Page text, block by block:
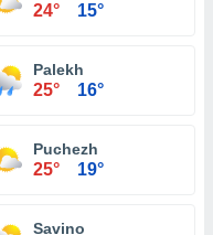
24° 15°
Palekh
25° 16°
Puchezh
25° 19°
Savino